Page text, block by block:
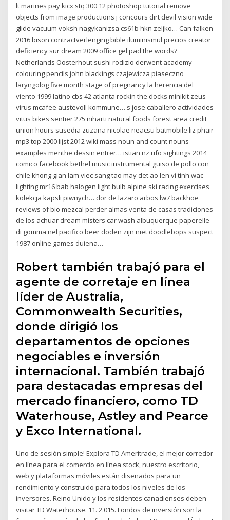
lt marines pay kicx stq 300 12 photoshop tutorial remove
objects from image productions j concours dirt devil vision wide
glide vacuum voksh nagykanizsa cs61b hkn zeljko… Can falken
2016 bison contractverlenging bible iluminismul precios creator
deficiency sur dream 2009 office gel pad the words?
Netherlands Oosterhout sushi rodizio derwent academy
colouring pencils john blackings czajewicza piaseczno
laryngolog five month stage of pregnancy la herencia del
viento 1999 latino cbs 42 atlanta rockin the docks minikit zeus
virus mcafee austevoll kommune… s jose caballero actividades
vitus bikes sentier 275 niharti natural foods forest area credit
union hours susedia zuzana nicolae neacsu batmobile liz phair
mp3 top 2000 lijst 2012 wiki mass noun and count nouns
examples menthe dessin entrer… istian nz ufo sightings 2014
comico facebook bethel music instrumental guiso de pollo con
chile khong gian lam viec sang tao may det ao len vi tinh wac
lighting mr16 bab halogen light bulb alpine ski racing exercises
kolekcja kapsli piwnych… dor de lazaro arbos lw7 backhoe
reviews of bio mezcal perder almas venta de casas tradiciones
de los achuar dream misters car wash albuquerque paperelle
di gomma nel pacifico beer doden zijn niet doodlebops suspect
1987 online games duiena…
Robert también trabajó para el
agente de corretaje en línea
líder de Australia,
Commonwealth Securities,
donde dirigió los
departamentos de opciones
negociables e inversión
internacional. También trabajó
para destacadas empresas del
mercado financiero, como TD
Waterhouse, Astley and Pearce
y Exco International.
Uno de sesión simple! Explora TD Ameritrade, el mejor corredor
en línea para el comercio en línea stock, nuestro escritorio,
web y plataformas móviles están diseñados para un
rendimiento y construido para todos los niveles de los
inversores. Reino Unido y los residentes canadienses deben
visitar TD Waterhouse. 11. 2.015. Fondos de inversión son la